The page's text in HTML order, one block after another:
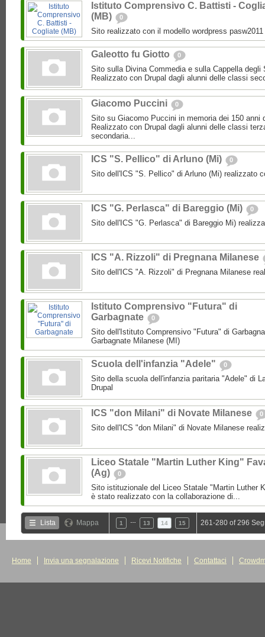
Istituto Comprensivo C. Battisti -
(MB)
0
Sito realizzato con il modello wordpress
Galeotto fu Giotto 0
Sito sulla Divina Commedia e sulla Cappella degli
Realizzato con Drupal dagli alunni delle classi
Giacomo Puccini 0
Sito su Giacomo Puccini in memoria dei 150 anni
Realizzato con Drupal dagli alunni delle classi
secondaria...
ICS "S. Pellico" di Arluno (Mi) 0
Sito dell'ICS "S. Pellico" di Arluno (Mi) realizzato
ICS "G. Perlasca" di Bareggio (Mi) 0
Sito dell'ICS "G. Perlasca" di Bareggio Mi)
ICS "A. Rizzoli" di Pregnana Milanese
Sito dell'ICS "A. Rizzoli" di Pregnana Milanese
Istituto Comprensivo "Futura" di
Garbagnate
0
Sito dell'Istituto Comprensivo "Futura" di
Garbagnate Milanese (MI)
Scuola dell'infanzia "Adele" 0
Sito della scuola dell'infanzia paritaria "Adele" di
Drupal
ICS "don Milani" di Novate Milanese 0
Sito dell'ICS "don Milani" di Novate Milanese
Liceo Statale "Martin Luther King"
(Ag)
0
Sito istituzionale del Liceo Statale "Martin Luther
è stato realizzato con la collaborazione di...
Lista Mappa 1 13 14 15 261-280 of 296
Home Invia una segnalazione Ricevi Notifiche Contattaci